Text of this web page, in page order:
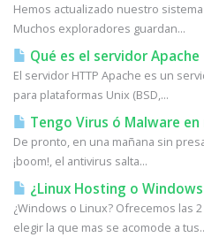
Hemos actualizado nuestro
Muchos exploradores guardan...
Qué es el servidor Apache
El servidor HTTP Apache es un
para plataformas Unix (BSD,...
Tengo Virus ó Malware
De pronto, en una mañana sin
¡boom!, el antivirus salta...
¿Linux Hosting o
¿Windows o Linux? Ofrecemos las
elegir la que mas se acomode a